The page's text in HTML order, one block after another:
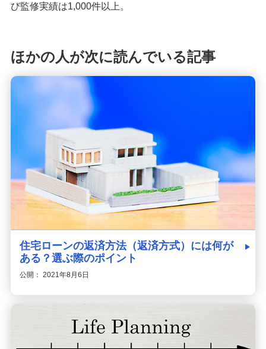
び監修実績は1,000件以上。
ほかの人が次に読んでいる記事
住宅ローンの返済方法（返済方式）には何が
ある？選ぶ際のポイント
公開： 2021年8月6日